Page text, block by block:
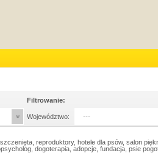
Filtrowanie:
Województwo: ---
reproduktory, hotele dla psów, salon
dogoterapia, adopcje, fundacja, psie